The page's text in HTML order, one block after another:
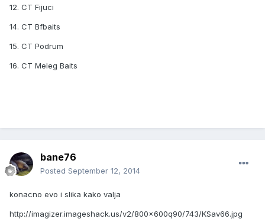
12. CT Fijuci
14. CT Bfbaits
15. CT Podrum
16. CT Meleg Baits
bane76
Posted September 12, 2014
konacno evo i slika kako valja
http://imagizer.imageshack.us/v2/800x600q90/743/KSav66.jpg